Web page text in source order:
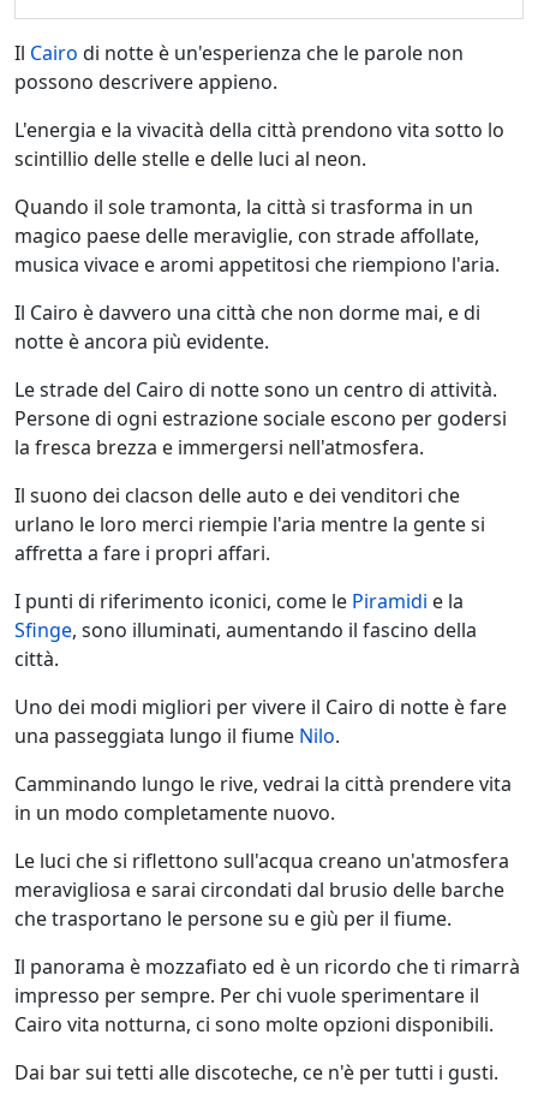
Il Cairo di notte è un'esperienza che le parole non
possono descrivere appieno.
L'energia e la vivacità della città prendono vita sotto lo
scintillio delle stelle e delle luci al neon.
Quando il sole tramonta, la città si trasforma in un
magico paese delle meraviglie, con strade affollate,
musica vivace e aromi appetitosi che riempiono l'aria.
Il Cairo è davvero una città che non dorme mai, e di
notte è ancora più evidente.
Le strade del Cairo di notte sono un centro di attività.
Persone di ogni estrazione sociale escono per godersi
la fresca brezza e immergersi nell'atmosfera.
Il suono dei clacson delle auto e dei venditori che
urlano le loro merci riempie l'aria mentre la gente si
affretta a fare i propri affari.
I punti di riferimento iconici, come le Piramidi e la
Sfinge, sono illuminati, aumentando il fascino della
città.
Uno dei modi migliori per vivere il Cairo di notte è fare
una passeggiata lungo il fiume Nilo.
Camminando lungo le rive, vedrai la città prendere vita
in un modo completamente nuovo.
Le luci che si riflettono sull'acqua creano un'atmosfera
meravigliosa e sarai circondati dal brusio delle barche
che trasportano le persone su e giù per il fiume.
Il panorama è mozzafiato ed è un ricordo che ti rimarrà
impresso per sempre. Per chi vuole sperimentare il
Cairo vita notturna, ci sono molte opzioni disponibili.
Dai bar sui tetti alle discoteche, ce n'è per tutti i gusti.